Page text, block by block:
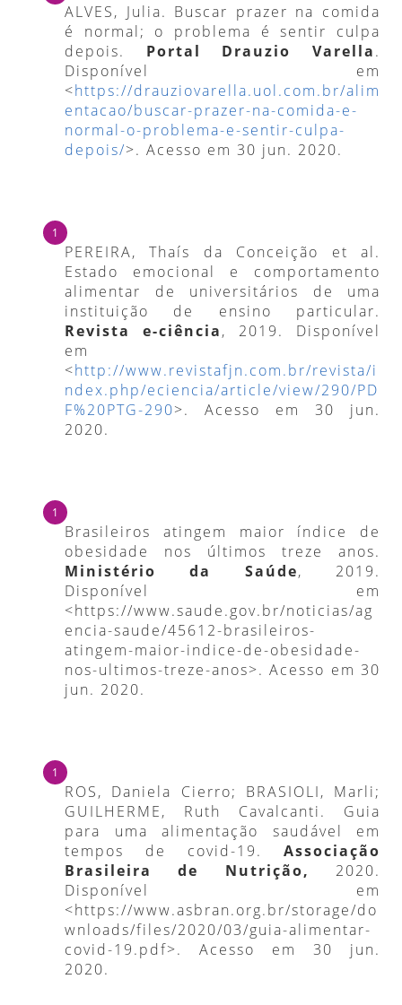
ALVES, Julia. Buscar prazer na comida
é normal; o problema é sentir culpa
depois. Portal Drauzio Varella.
Disponível em
<https://drauziovarella.uol.com.br/alim
entacao/buscar-prazer-na-comida-e-
normal-o-problema-e-sentir-culpa-
depois/>. Acesso em 30 jun. 2020.
PEREIRA, Thaís da Conceição et al.
Estado emocional e comportamento
alimentar de universitários de uma
instituição de ensino particular.
Revista e-ciência, 2019. Disponível
em
<http://www.revistafjn.com.br/revista/i
ndex.php/eciencia/article/view/290/PD
F%20PTG-290>. Acesso em 30 jun.
2020.
Brasileiros atingem maior índice de
obesidade nos últimos treze anos.
Ministério da Saúde, 2019.
Disponível em
<https://www.saude.gov.br/noticias/ag
encia-saude/45612-brasileiros-
atingem-maior-indice-de-obesidade-
nos-ultimos-treze-anos>. Acesso em 30
jun. 2020.
ROS, Daniela Cierro; BRASIOLI, Marli;
GUILHERME, Ruth Cavalcanti. Guia
para uma alimentação saudável em
tempos de covid-19. Associação
Brasileira de Nutrição,
2020.
Disponível em
<https://www.asbran.org.br/storage/do
wnloads/files/2020/03/guia-alimentar-
covid-19.pdf>. Acesso em 30 jun.
2020.